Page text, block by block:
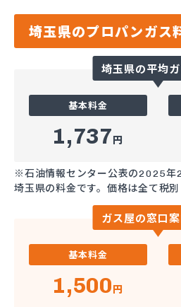
埼玉県のプロパンガス
埼玉県の平均
基本料金
1,737円
※石油情報センター公表の2025年
埼玉県の料金です。価格は全て税別
ガス屋の窓口
基本料金
1,500円